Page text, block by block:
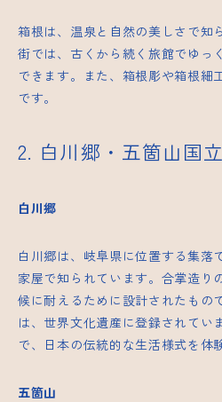
箱根は、温泉と自然の美しさで知
街では、古くから続く旅館でゆっ
できます。また、箱根彫や箱根細
です。
2. 白川郷・五箇山国
白川郷
白川郷は、岐阜県に位置する集落
家屋で知られています。合掌造り
候に耐えるために設計されたもの
は、世界文化遺産に登録されてい
で、日本の伝統的な生活様式を体
五箇山